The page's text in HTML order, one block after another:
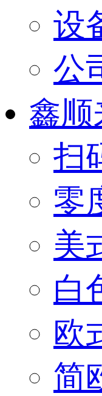
设
公
鑫顺
扫
零
美
白
欧
简